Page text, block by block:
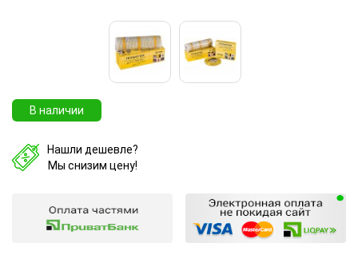
В наличии
Нашли дешевле?
Мы снизим цену!